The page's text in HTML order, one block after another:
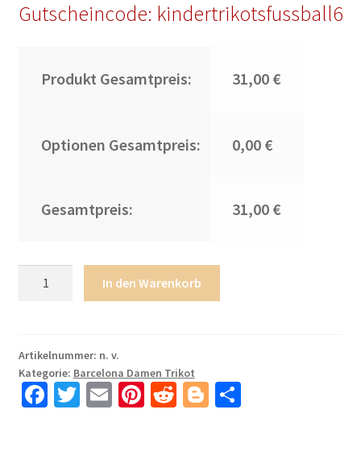
Gutscheincode: kindertrikotsfussball6
Produkt Gesamtpreis: 31,00 €
Optionen Gesamtpreis: 0,00 €
Gesamtpreis: 31,00 €
Heimtrikot
Damen
2025-
In den Warenkorb
Artikelnummer: n. v.
Kategorie: Barcelona Damen Trikot
Fa T E Pi R Bl T